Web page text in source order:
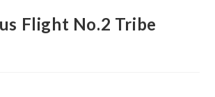
Flight No.2 Tribe